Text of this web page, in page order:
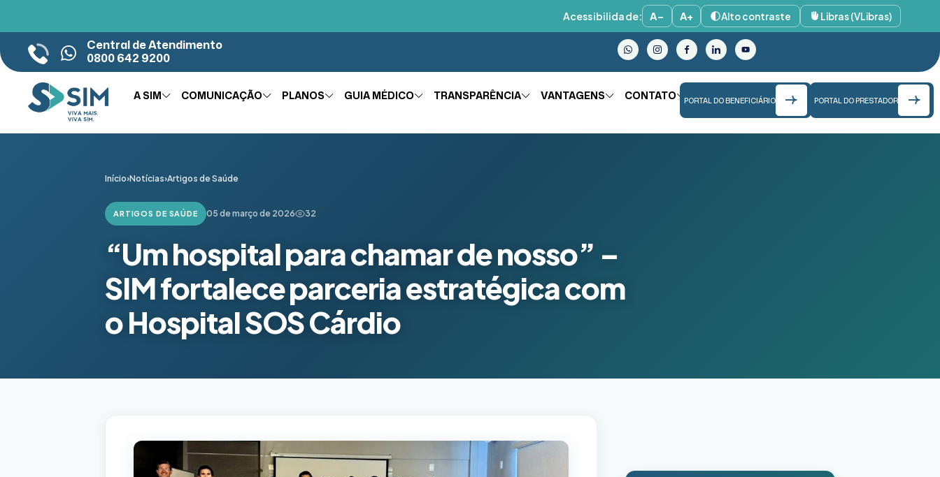
Acessibilidade: A− A+ Alto contraste Libras (VLibras)
Central de Atendimento
0800 642 9200
A SIM COMUNICAÇÃO PLANOS GUIA MÉDICO TRANSPARÊNCIA VANTAGENS CONTATO PORTAL DO BENEFICIÁRIO PORTAL DO PRESTADOR
Início›Notícias›Artigos de Saúde
ARTIGOS DE SAÚDE 05 de março de 2026 32
“Um hospital para chamar de nosso” –
SIM fortalece parceria estratégica com
o Hospital SOS Cárdio